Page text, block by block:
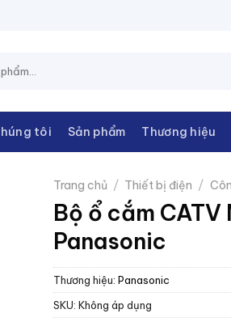
CHÂU
tôi Sản phẩm Thương hiệu
Trang chủ / Thiết bị điện /
Bộ ổ cắm CATV
Panasonic
Thương hiệu: Panasonic
SKU: Không áp dụng